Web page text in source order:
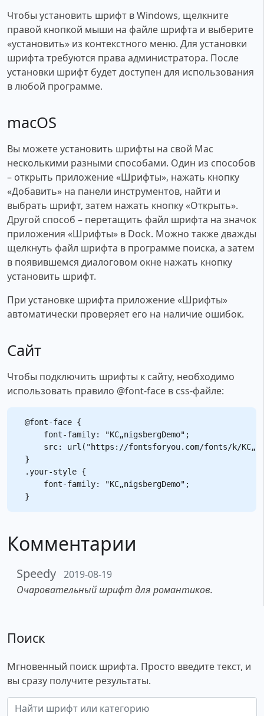
Чтобы установить шрифт в Windows, щелкните
правой кнопкой мыши на файле шрифта и выберите
«установить» из контекстного меню. Для установки
шрифта требуются права администратора. После
установки шрифт будет доступен для использования
в любой программе.
macOS
Вы можете установить шрифты на свой Mac
несколькими разными способами. Один из способов
– открыть приложение «Шрифты», нажать кнопку
«Добавить» на панели инструментов, найти и
выбрать шрифт, затем нажать кнопку «Открыть».
Другой способ – перетащить файл шрифта на значок
приложения «Шрифты» в Dock. Можно также дважды
щелкнуть файл шрифта в программе поиска, а затем
в появившемся диалоговом окне нажать кнопку
установить шрифт.
При установке шрифта приложение «Шрифты»
автоматически проверяет его на наличие ошибок.
Сайт
Чтобы подключить шрифты к сайту, необходимо
использовать правило @font-face в css-файле:
@font-face {
    font-family: "KС„nigsbergDemo";
src: url("https://fontsforyou.com/fonts/k/
}
.your-style {
    font-family: "KС„nigsbergDemo";
Комментарии
Speedy 2019-08-19
Очаровательный шрифт для романтиков.
Поиск
Мгновенный поиск шрифта. Просто введите текст, и
вы сразу получите результаты.